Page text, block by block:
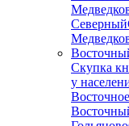
Северный
Скупка
у